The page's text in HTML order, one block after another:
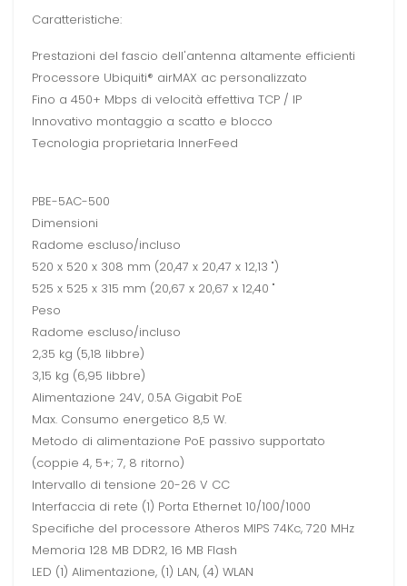
Caratteristiche:
Prestazioni del fascio dell'antenna altamente efficienti
Processore Ubiquiti® airMAX ac personalizzato
Fino a 450+ Mbps di velocità effettiva TCP / IP
Innovativo montaggio a scatto e blocco
Tecnologia proprietaria InnerFeed
PBE-5AC-500
Dimensioni
Radome escluso/incluso
520 x 520 x 308 mm (20,47 x 20,47 x 12,13 ")
525 x 525 x 315 mm (20,67 x 20,67 x 12,40 "
Peso
Radome escluso/incluso
2,35 kg (5,18 libbre)
3,15 kg (6,95 libbre)
Alimentazione 24V, 0.5A Gigabit PoE
Max. Consumo energetico 8,5 W.
Metodo di alimentazione PoE passivo supportato
(coppie 4, 5+; 7, 8 ritorno)
Intervallo di tensione 20-26 V CC
Interfaccia di rete (1) Porta Ethernet 10/100/1000
Specifiche del processore Atheros MIPS 74Kc, 720 MHz
Memoria 128 MB DDR2, 16 MB Flash
LED (1) Alimentazione, (1) LAN, (4) WLAN